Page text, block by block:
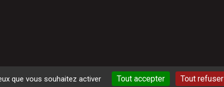
que vous souhaitez activer Tout accepter Tout refuser